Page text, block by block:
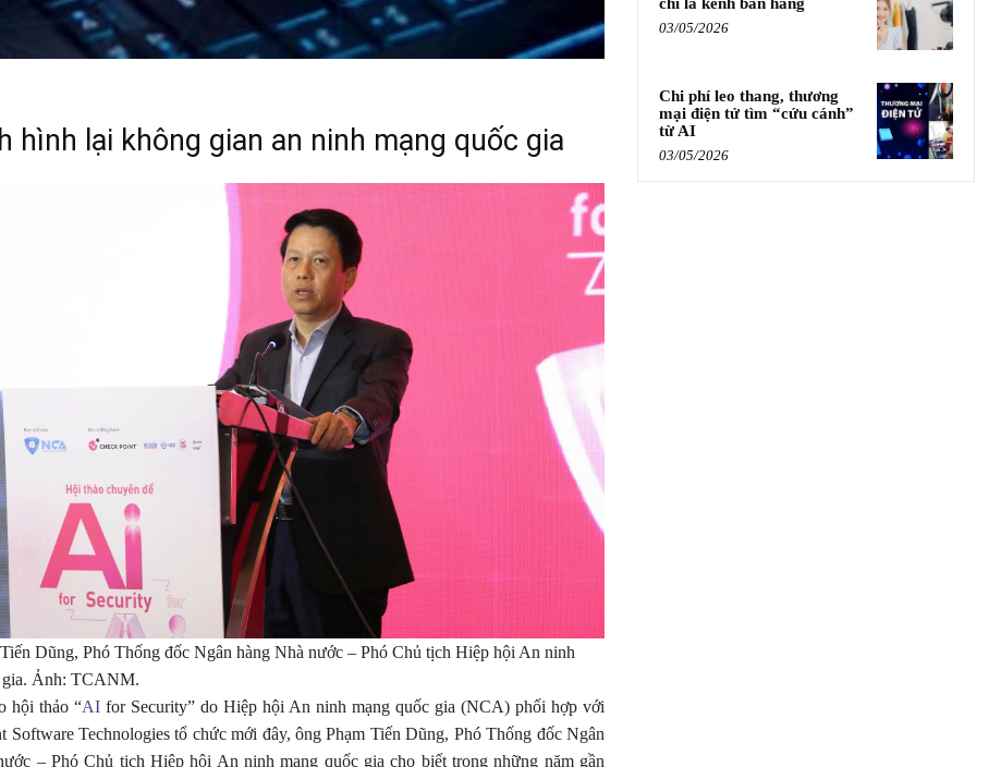
hình lại không gian an ninh mạng quốc gia
Dũng, Phó Thống đốc Ngân hàng Nhà nước – Phó Chủ tịch Hiệp hội An ninh
gia. Ảnh: TCANM.
hội thảo “AIfor Security” do Hiệp hội An ninh mạng quốc gia (NCA) phối hợp với
Software Technologies tổ chức mới đây, ông Phạm Tiến Dũng, Phó Thống đốc Ngân
– Phó Chủ tịch Hiệp hội An ninh mạng quốc gia cho biết trong những năm gần
chỉ là kênh bán hàng
03/05/2026
Chi phí leo thang, thương
mại điện tử tìm “cứu cánh”
từ AI
03/05/2026